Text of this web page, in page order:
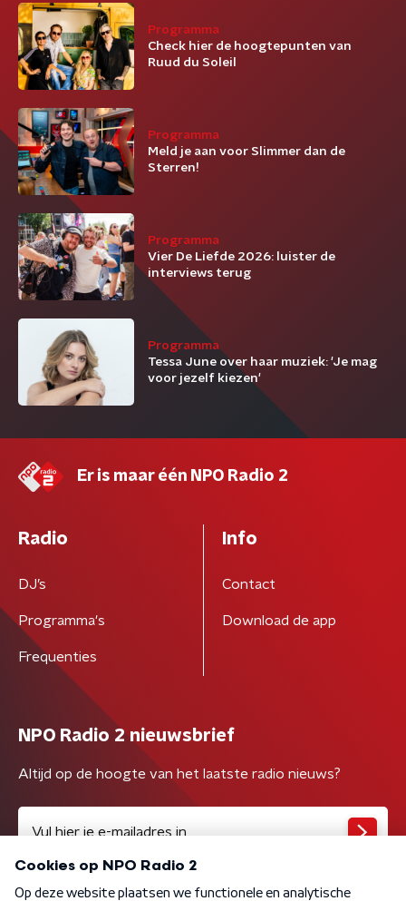
Programma
Check hier de hoogtepunten van
Ruud du Soleil
Programma
Meld je aan voor Slimmer dan de
Sterren!
Programma
Vier De Liefde 2026: luister de
interviews terug
Programma
Tessa June over haar muziek: 'Je mag
voor jezelf kiezen'
Er is maar één NPO Radio 2
Radio
DJ’s
Programma's
Frequenties
Info
Contact
Download de app
NPO Radio 2 nieuwsbrief
Altijd op de hoogte van het laatste radio nieuws?